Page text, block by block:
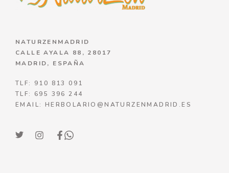
NATURZENMADRID
CALLE AYALA 88, 28017
MADRID, ESPAÑA
TLF: 910 813 091
TLF: 695 396 244
EMAIL: HERBOLARIO@NATURZENMADRID.ES